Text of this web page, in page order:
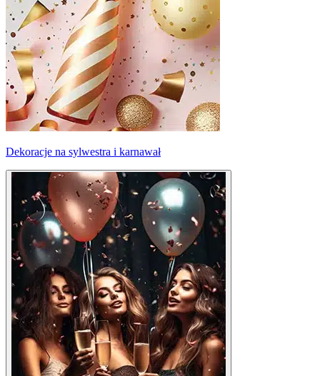
Dekoracje na sylwestra i karnawał